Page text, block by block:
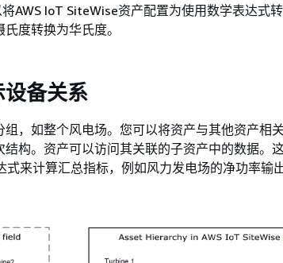
AWS IoT SiteWise资产配置为使用数学表达式
度转换为华氏度。
备关系
，如整个风电场。您可以将资产与其他资产相
构。资产可以访问其关联的子资产中的数据。
来计算汇总指标，例如风力发电场的净功率输出